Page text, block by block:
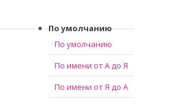
По умолчанию
По умолчанию
По имени от А до Я
По имени от Я до А